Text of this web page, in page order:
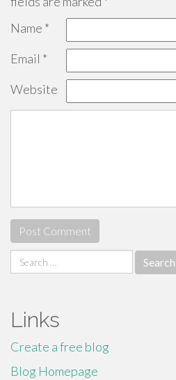
Name *
Email *
Website
Search
for:
Links
Create a free blog
Blog Homepage